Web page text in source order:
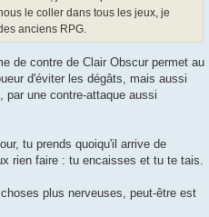
le coller dans tous les jeux, je
anciens RPG.
de contre de Clair Obscur permet au
d'éviter les dégâts, mais aussi
par une contre-attaque aussi
tu prends quoiqu'il arrive de
rien faire : tu encaisses et tu te tais.
plus nerveuses, peut-être est